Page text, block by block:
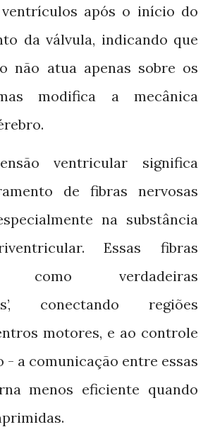
após o início do
da válvula, indicando que
não atua apenas sobre os
modifica a mecânica
ventricular significa
de fibras nervosas
na substância
Essas fibras
como verdadeiras
conectando regiões
motores, e ao controle
- a comunicação entre essas
menos eficiente quando